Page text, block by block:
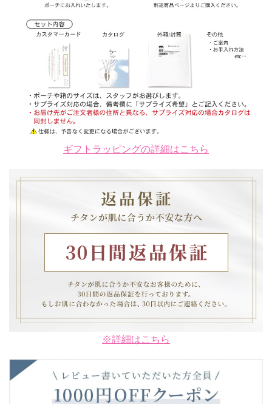
ギフトラッピングの詳細はこちら
※詳細はこちら